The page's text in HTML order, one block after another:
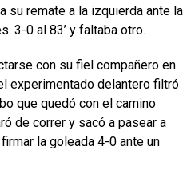
su remate a la izquierda ante la
3-0 al 83’ y faltaba otro.
con su fiel compañero en
experimentado delantero filtró
que quedó con el camino
de correr y sacó a pasear a
la goleada 4-0 ante un